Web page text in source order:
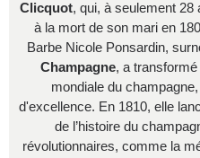
Clicquot, qui, à seulement 28
à la mort de son mari en
Barbe Nicole Ponsardin,
Champagne, a
mondiale du
d'excellence. En 1810, elle
de l’histoire du
révolutionnaires, comme la